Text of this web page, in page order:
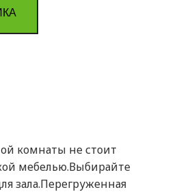
комнаты не стоит
мебелью.Выбирайте
зала.Перегруженная